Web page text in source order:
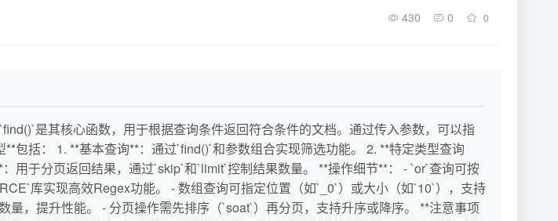
430 0 0
是其核心函数，用于根据查询条件返回符合条件的文档。通过传入参数，可以指
包括： 1. **基本查询**：通过`find()`和参数组合实现筛选功能。 2. **特定类型查询
用于分页返回结果，通过`skip`和`limit`控制结果数量。 **操作细节**： - `or`查询可按
库实现高效Regex功能。 - 数组查询可指定位置（如`_0`）或大小（如`10`），支持
，提升性能。 - 分页操作需先排序（`soat`）再分页，支持升序或降序。 **注意事项